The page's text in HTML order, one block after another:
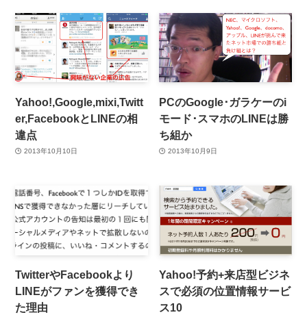
Yahoo!,Google,mixi,Twitt
er,FacebookとLINEの相
違点
2013年10月10日
PCのGoogle･ガラケーのi
モード･スマホのLINEは勝
ち組か
2013年10月9日
TwitterやFacebookより
LINEがファンを獲得でき
た理由
Yahoo!予約+来店型ビジネ
スで必須の位置情報サービ
ス10